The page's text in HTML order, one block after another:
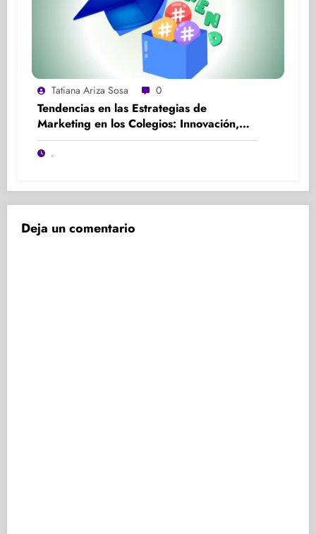
Tatiana Ariza Sosa 0
Tendencias en las Estrategias de
Marketing en los Colegios: Innovación,
Participación y Experiencia
.
Deja un comentario